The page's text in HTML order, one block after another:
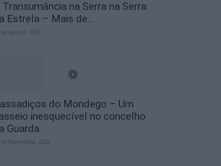
Transumância na Serra na Serra
Estrela – Mais de...
Agosto, 2023
do Mondego – Um
inesquecível no concelho
Guarda
de Novembro, 2022